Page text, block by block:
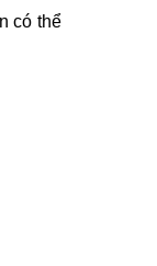
có thể